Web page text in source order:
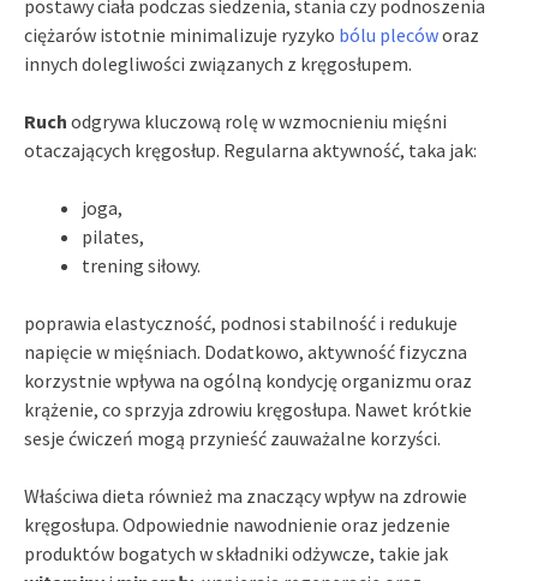
postawy ciała podczas siedzenia, stania czy podnoszenia
ciężarów istotnie minimalizuje ryzyko bólu plecóworaz
innych dolegliwości związanych z kręgosłupem.
Ruch odgrywa kluczową rolę w wzmocnieniu mięśni
otaczających kręgosłup. Regularna aktywność, taka jak:
joga,
pilates,
trening siłowy.
poprawia elastyczność, podnosi stabilność i redukuje
napięcie w mięśniach. Dodatkowo, aktywność fizyczna
korzystnie wpływa na ogólną kondycję organizmu oraz
krążenie, co sprzyja zdrowiu kręgosłupa. Nawet krótkie
sesje ćwiczeń mogą przynieść zauważalne korzyści.
Właściwa dieta również ma znaczący wpływ na zdrowie
kręgosłupa. Odpowiednie nawodnienie oraz jedzenie
produktów bogatych w składniki odżywcze, takie jak